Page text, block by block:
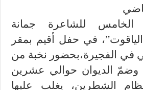
الخامس للشاعرة جمانة
الياقوت”، في حفل أقيم بمقر
في الفجيرة،بحضور نخبة من
وضمّ الديوان حوالي عشرين
الشطرين، يغلب عليها